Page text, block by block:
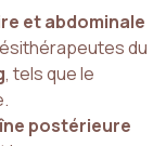
et abdominale
du
, tels que le
postérieure